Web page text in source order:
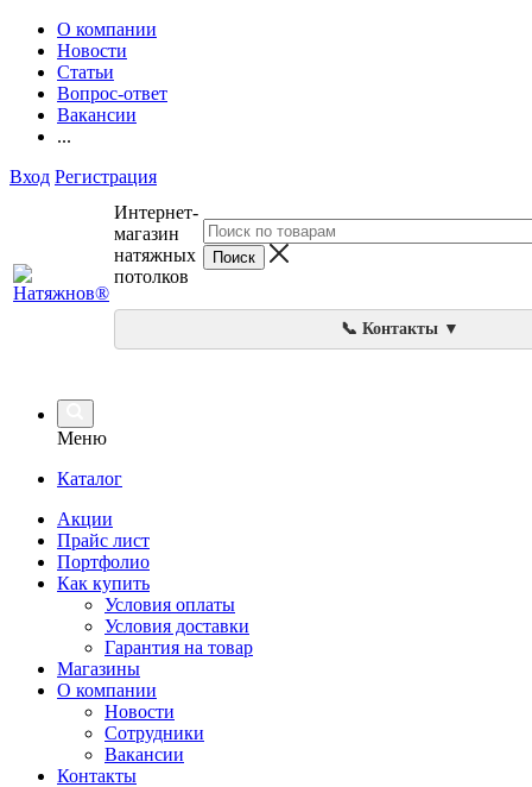
О компании
Новости
Статьи
Вопрос-ответ
Вакансии
...
Вход Регистрация
Интернет-
магазин
натяжных
потолков
📞 Контакты ▼
Меню
Каталог
Акции
Прайс лист
Портфолио
Как купить
Условия оплаты
Условия доставки
Гарантия на товар
Магазины
О компании
Новости
Сотрудники
Вакансии
Контакты